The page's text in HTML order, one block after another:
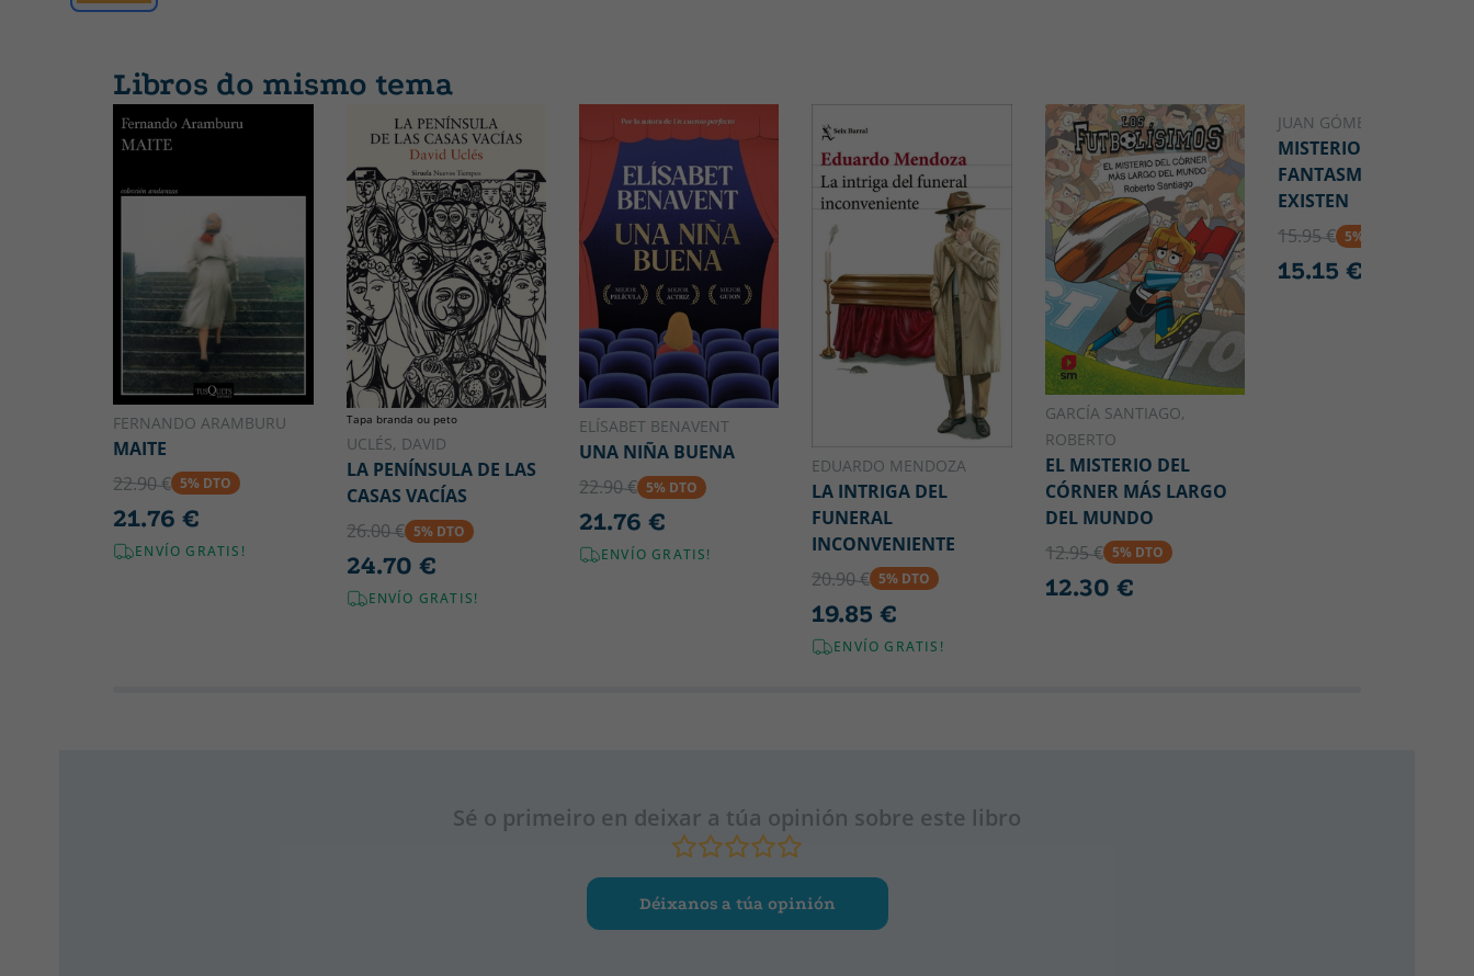
Libros do mismo tema
FERNANDO ARAMBURU
MAITE
22.90 € 5% DTO
21.76 €
ENVÍO GRATIS!
Tapa branda ou peto
UCLÉS, DAVID
LA PENÍNSULA DE LAS
CASAS VACÍAS
26.00 € 5% DTO
24.70 €
ENVÍO GRATIS!
ELÍSABET BENAVENT
UNA NIÑA BUENA
22.90 € 5% DTO
21.76 €
ENVÍO GRATIS!
EDUARDO MENDOZA
LA INTRIGA DEL
FUNERAL
INCONVENIENTE
20.90 € 5% DTO
19.85 €
ENVÍO GRATIS!
GARCÍA SANTIAGO,
ROBERTO
EL MISTERIO DEL
CÓRNER MÁS LARGO
DEL MUNDO
12.95 € 5% DTO
12.30 €
JUAN GÓMEZ-JURADO
MISTERIO S.A. 1 - LOS
FANTASMAS NO
EXISTEN
15.95 € 5% DTO
15.15 €
Sé o primeiro en deixar a túa opinión sobre este libro
Déixanos a túa opinión